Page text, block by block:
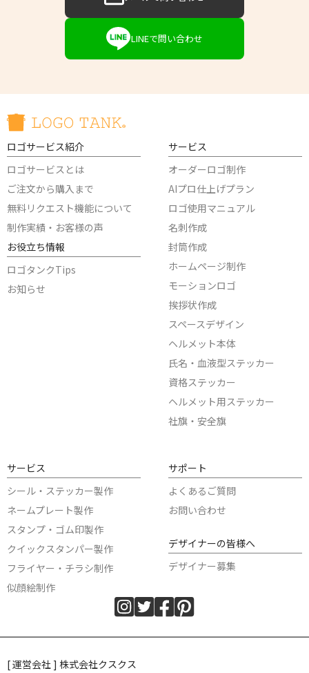
LINEで問い合わせ
ロゴサービス紹介
ロゴサービスとは
ご注文から購入まで
無料リクエスト機能について
制作実績・お客様の声
お役立ち情報
ロゴタンクTips
お知らせ
サービス
オーダーロゴ制作
AIプロ仕上げプラン
ロゴ使用マニュアル
名刺作成
封筒作成
ホームページ制作
モーションロゴ
挨拶状作成
スペースデザイン
ヘルメット本体
氏名・血液型ステッカー
資格ステッカー
ヘルメット用ステッカー
社旗・安全旗
サービス
シール・ステッカー製作
ネームプレート製作
スタンプ・ゴム印製作
クイックスタンパー製作
フライヤー・チラシ制作
似顔絵制作
サポート
よくあるご質問
お問い合わせ
デザイナーの皆様へ
デザイナー募集
[ 運営会社 ] 株式会社クスクス